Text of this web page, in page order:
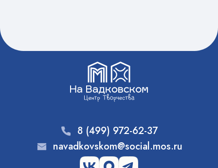
8 (499) 972-62-37
navadkovskom@social.mos.ru